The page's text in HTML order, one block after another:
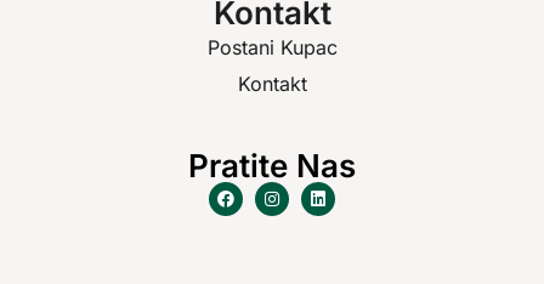
Kontakt
Postani Kupac
Kontakt
Pratite Nas